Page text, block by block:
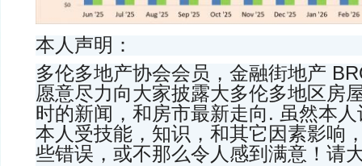
本人声明：
多伦多地产协会会员，金融街地产
愿意尽力向大家披露大多伦多地区房
时的新闻，和房市最新走向. 虽然本
本人受技能，知识，和其它因素影响
些错误，或不那么令人感到满意！请